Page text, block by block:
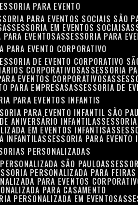
PARA EVENTO
PARA EVENTOS SOCIAIS SÃO
ASSESSORIA EM EVENTOS SOCIAIS
PARA EVENTOS ASSESSORIA PARA
PARA EVENTO CORPORATIVO
DE EVENTO CORPORATIVO
CORPORATIVOS ASSESSORIA
EVENTOS CORPORATIVOS
PARA EMPRESAS ASSESSORIA DE
PARA EVENTOS INFANTIS
PARA EVENTO INFANTIL SÃO
ANIVERSÁRIO INFANTIL
EM EVENTOS INFANTIS
INFANTIL ASSESSORIA PARA EVENTO
PERSONALIZADAS
PERSONALIZADA SÃO PAULO
PERSONALIZADA PARA
PARA EVENTOS
PARA CASAMENTO
PERSONALIZADA EM EVENTOS